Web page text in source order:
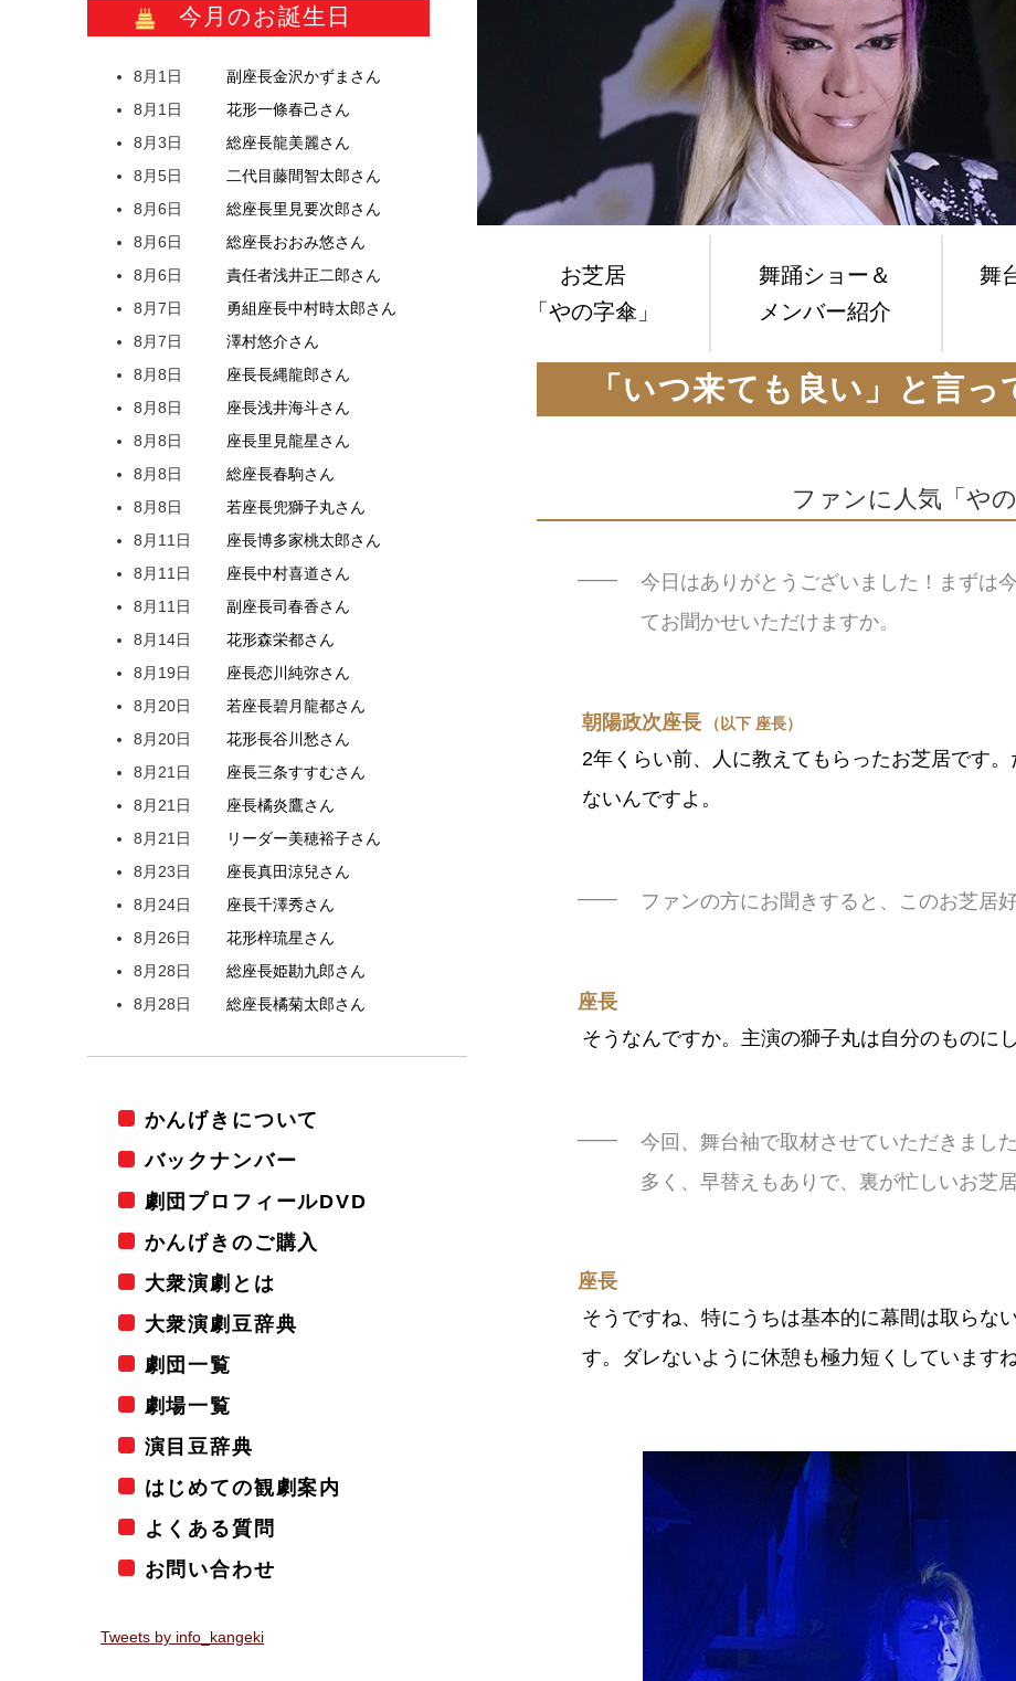
お芝居
「やの字傘」
舞踊ショー＆
メンバー紹介
舞
「いつ来ても良い」と言
ファンに人気「やの
今日はありがとうございました！まずは
てお聞かせいただけますか。
朝陽政次座長 （以下 座長）
2年くらい前、人に教えてもらったお芝居です
ないんですよ。
ファンの方にお聞きすると、このお芝居
座長
そうなんですか。主演の獅子丸は自分のものに
今回、舞台袖で取材させていただきまし
多く、早替えもありで、裏が忙しいお芝居
座長
そうですね、特にうちは基本的に幕間は取らな
す。ダレないように休憩も極力短くしていますね
今月のお誕生日
8月1日 副座長金沢かずま さん
8月1日
花形一條春己さん
8月3日
総座長龍美麗さん
8月5日
二代目藤間智太郎さん
8月6日
総座長里見要次郎さん
8月6日
総座長おおみ悠さん
8月6日
責任者浅井正二郎さん
8月7日
勇組座長中村時太郎さん
8月7日
澤村悠介さん
8月8日
座長長縄龍郎さん
8月8日
座長浅井海斗さん
8月8日
座長里見龍星さん
8月8日
総座長春駒さん
8月8日
若座長兜獅子丸さん
8月11日
座長博多家桃太郎さん
8月11日
座長中村喜道さん
8月11日
副座長司春香さん
8月14日
花形森栄都さん
8月19日
座長恋川 純弥さん
8月20日
若座長碧月龍都さん
8月20日
花形長谷川 愁さん
8月21日
座長三条すすむさん
8月21日
座長橘炎鷹さん
8月21日
リーダー美穂裕子さん
8月23日
座長真田涼兒さん
8月24日
座長千澤秀さん
8月26日
花形梓琉星さん
8月28日
総座長姫勘九郎さん
8月28日
総座長橘菊太郎さん
かんげきについて
バックナンバー
劇団プロフィールDVD
かんげきのご購入
大衆演劇とは
大衆演劇豆辞典
劇団一覧
劇場一覧
演目豆辞典
はじめての観劇案内
よくある質問
お問い合わせ
Tweets by info_kangeki